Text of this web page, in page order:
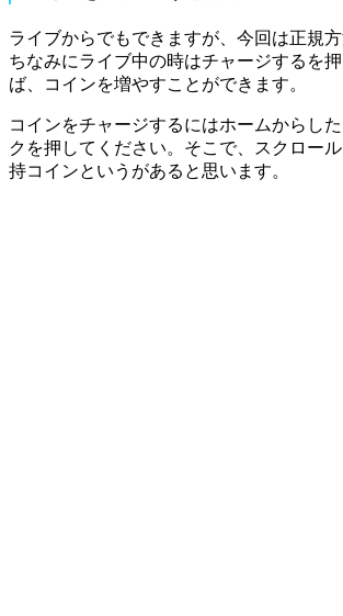
ライブからでもできますが、今回は正規方
ちなみにライブ中の時はチャージするを
ば、コインを増やすことができます。
コインをチャージするにはホームからし
クを押してください。そこで、スクロー
持コインというがあると思います。